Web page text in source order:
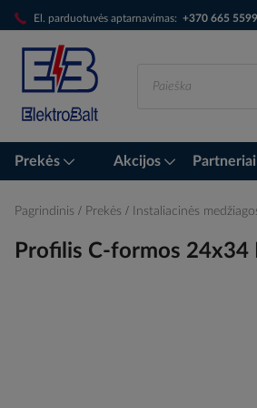
El. parduotuvės aptarnavimas: +370 665
Skip
to
Content
Prekės Akcijos Partneriai
Pagrindinis Prekės Instaliacinės
Profilis C-formos 24x34